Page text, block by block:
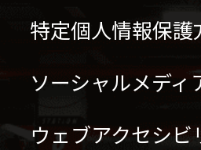
特定個人情報保護
ソーシャルメディ
ウェブアクセシビ